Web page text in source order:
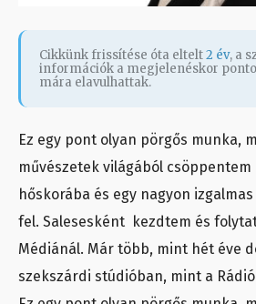
Cikkünk frissítése óta eltelt2 év, a
információk a megjelenéskor
mára elavulhattak.
Ez egy pont olyan pörgős munka,
művészetek világából csöppentem
hőskorába és egy nagyon
fel. Salesesként kezdtem és
Médiánál. Már több, mint hét éve
szekszárdi stúdióban, mint a